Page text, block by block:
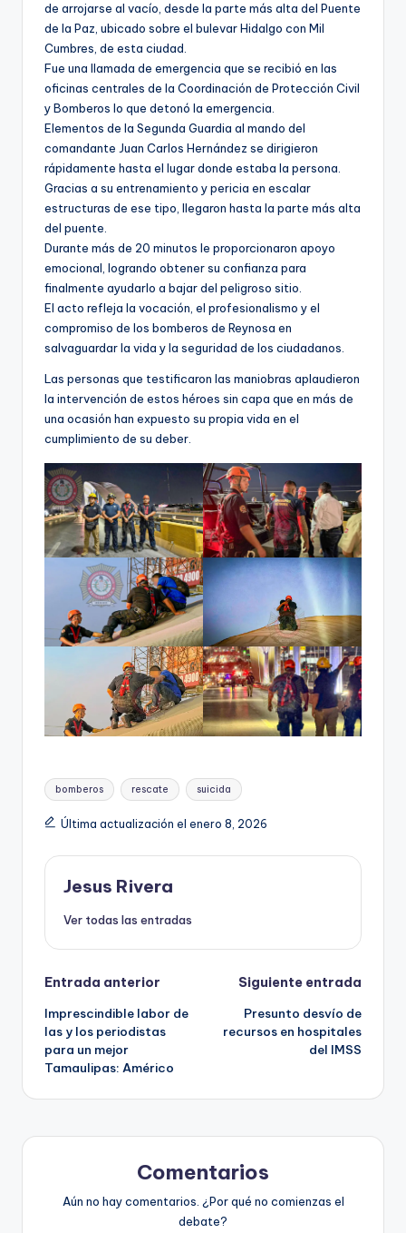
de arrojarse al vacío, desde la parte más alta del Puente
de la Paz, ubicado sobre el bulevar Hidalgo con Mil
Cumbres, de esta ciudad.
Fue una llamada de emergencia que se recibió en las
oficinas centrales de la Coordinación de Protección Civil
y Bomberos lo que detonó la emergencia.
Elementos de la Segunda Guardia al mando del
comandante Juan Carlos Hernández se dirigieron
rápidamente hasta el lugar donde estaba la persona.
Gracias a su entrenamiento y pericia en escalar
estructuras de ese tipo, llegaron hasta la parte más alta
del puente.
Durante más de 20 minutos le proporcionaron apoyo
emocional, logrando obtener su confianza para
finalmente ayudarlo a bajar del peligroso sitio.
El acto refleja la vocación, el profesionalismo y el
compromiso de los bomberos de Reynosa en
salvaguardar la vida y la seguridad de los ciudadanos.
Las personas que testificaron las maniobras aplaudieron
la intervención de estos héroes sin capa que en más de
una ocasión han expuesto su propia vida en el
cumplimiento de su deber.
Etiquetas:
bomberos rescate suicida
Última actualización el enero 8, 2026
Jesus Rivera
Ver todas las entradas
Navegación
de
entradas
Entrada anterior
Imprescindible labor de
las y los periodistas
para un mejor
Tamaulipas: Américo
Siguiente entrada
Presunto desvío de
recursos en hospitales
del IMSS
Comentarios
Aún no hay comentarios. ¿Por qué no comienzas el
debate?